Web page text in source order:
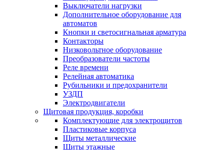
Выключатели нагрузки
Дополнительное оборудование для
автоматов
Кнопки и светосигнальная арматура
Контакторы
Низковольтное оборудование
Преобразователи частоты
Реле времени
Релейная автоматика
Рубильники и предохранители
УЗДП
Электродвигатели
Щитовая продукция, коробки
Комплектующие для электрощитов
Пластиковые корпуса
Щиты металлические
Щиты этажные